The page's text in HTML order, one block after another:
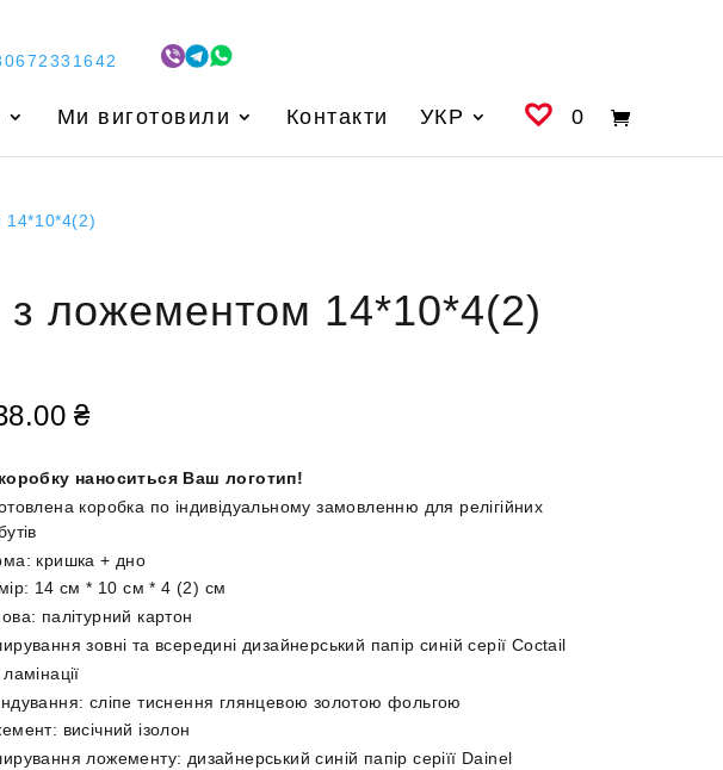
Ми виготовили Контакти УКР 0
14*10*4(2)
з ложементом 14*10*4(2)
₴
наноситься Ваш логотип!
коробка по індивідуальному замовленню для релігійних
кришка + дно
14 см * 10 см * 4 (2) см
палітурний картон
зовні та всередині дизайнерський папір синій серії Сoctail
сліпе тиснення глянцевою золотою фольгою
висічний ізолон
ложементу: дизайнерський синій папір серіїї Dainel